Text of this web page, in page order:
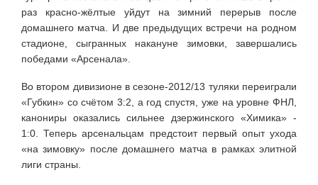
раз красно-жёлтые уйдут на зимний перерыв после
домашнего матча. И две предыдущих встречи на родном
стадионе, сыгранных накануне зимовки, завершались
победами «Арсенала».
Во втором дивизионе в сезоне-2012/13 туляки переиграли
«Губкин» со счётом 3:2, а год спустя, уже на уровне ФНЛ,
канониры оказались сильнее дзержинского «Химика» -
1:0. Теперь арсенальцам предстоит первый опыт ухода
«на зимовку» после домашнего матча в рамках элитной
лиги страны.